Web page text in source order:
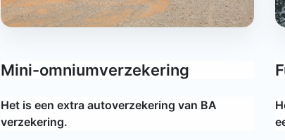
Mini-omniumverzekering
Het is een extra autoverzekering van BA
verzekering.